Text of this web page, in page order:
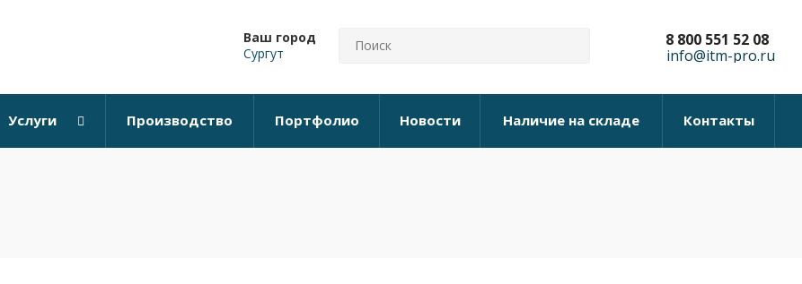
Ваш город
Сургут
8 800 551 52 08
info@itm-pro.ru
Услуги Производство Портфолио Новости Наличие на складе Контакты